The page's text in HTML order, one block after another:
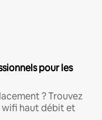
pour les
? Trouvez
wifi haut débit et